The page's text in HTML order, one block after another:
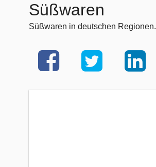
Süßwaren
Süßwaren in deutschen Regionen.